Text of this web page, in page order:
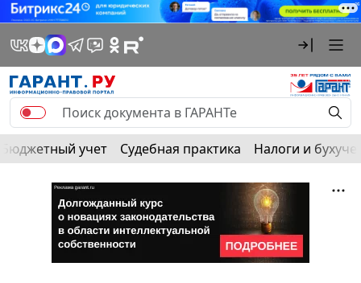
Бюджетный учет Судебная практика Налоги и